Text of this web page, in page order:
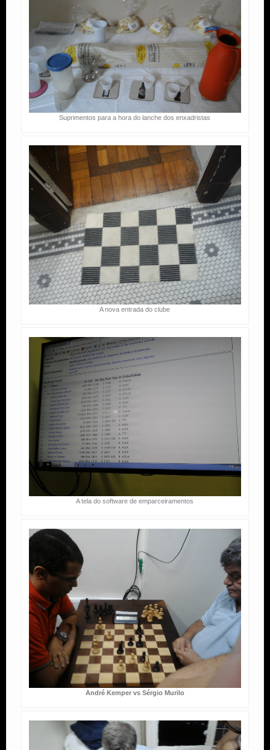
Suprimentos para a hora do lanche dos enxadristas
A nova entrada do clube
A tela do software de emparceiramentos
André Kemper vs Sérgio Murilo